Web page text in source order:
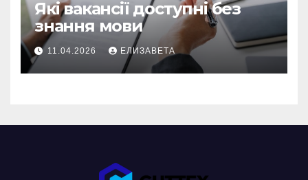
Які вакансії доступні без
знання мови
11.04.2026 ЕЛИЗАВЕТА